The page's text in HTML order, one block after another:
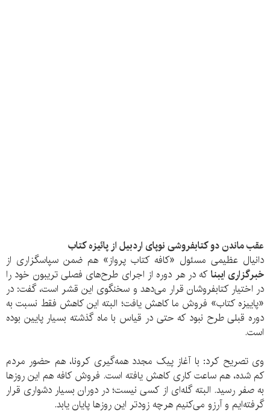
عقب ماندن دو کتابفروشی نوپای اردبیل از پائیزه کتاب
دانیال عظیمی مسئول «کافه کتاب پرواز» هم ضمن سپاسگزاری از
خبرگزاری ایبناکه در هر دوره از اجرای طرح‌های فصلی تریبون خود را
در اختیار کتابفروشان قرار می‌دهد و سخنگوی این قشر است، گفت: در
«پاییزه کتاب» فروش ما کاهش یافت؛ البته این کاهش فقط نسبت به
دوره قبلی طرح نبود که حتی در قیاس با ماه گذشته بسیار پایین بوده
است.
وی تصریح کرد: با آغاز پیک مجدد همه‌گیری کرونا، هم حضور مردم
کم شده، هم ساعت کاری کاهش یافته است. فروش کافه هم این روزها
به صفر رسید. البته گله‌ای از کسی نیست؛ در دوران بسیار دشواری قرار
گرفته‌ایم و آرزو می‌کنیم هرچه زودتر این روزها پایان یابد.